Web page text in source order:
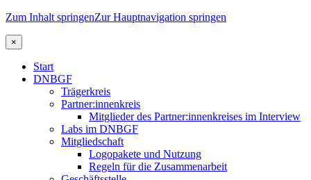
Zum Inhalt springenZur Hauptnavigation springen
×
Start
DNBGF
Trägerkreis
Partner:innenkreis
Mitglieder des Partner:innenkreises im Interview
Labs im DNBGF
Mitgliedschaft
Logopakete und Nutzung
Regeln für die Zusammenarbeit